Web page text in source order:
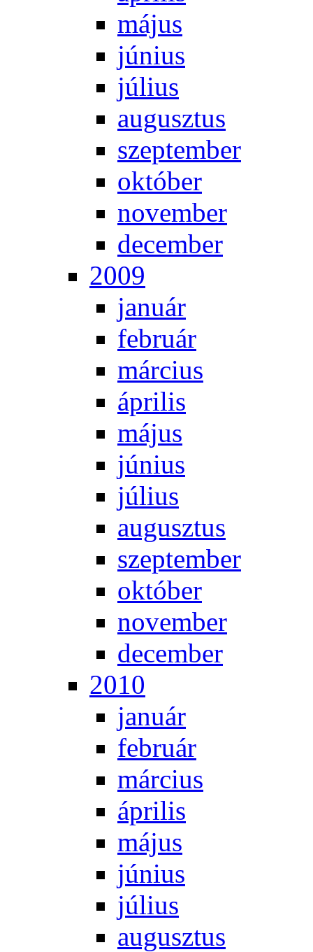
má­jus
jú­ni­us
jú­li­us
au­gusz­tus
szep­tem­ber
ok­tó­ber
no­vem­ber
de­cem­ber
2009
ja­nu­ár
feb­ru­ár
már­ci­us
áp­ri­lis
má­jus
jú­ni­us
jú­li­us
au­gusz­tus
szep­tem­ber
ok­tó­ber
no­vem­ber
de­cem­ber
2010
ja­nu­ár
feb­ru­ár
már­ci­us
áp­ri­lis
má­jus
jú­ni­us
jú­li­us
au­gusz­tus